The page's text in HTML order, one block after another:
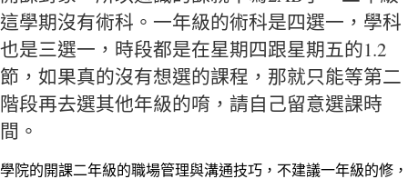
這學期沒有術科。一年級的術科是四選一，學科
也是三選一，時段都是在星期四跟星期五的1.2
節，如果真的沒有想選的課程，那就只能等第二
階段再去選其他年級的唷，請自己留意選課時
間。
學院的開課二年級的職場管理與溝通技巧，不建議一年級的修，